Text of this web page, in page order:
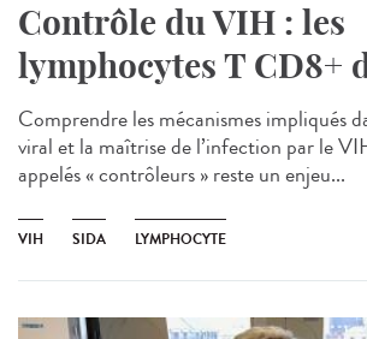
Contrôle du VIH : les
lymphocytes T CD8+
Comprendre les mécanismes impliqués
viral et la maîtrise de l’infection par le
appelés « contrôleurs » reste un enjeu...
VIH SIDA LYMPHOCYTE